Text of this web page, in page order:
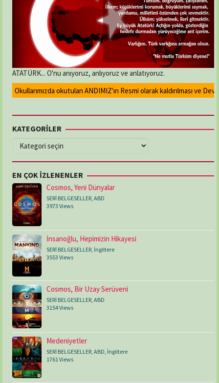
ATATÜRK... O'nu anıyoruz, anlıyoruz ve anlatıyoruz.
Okullarımızda okutulan ANDIMIZ'ın Resmi olarak kaldırılması ve
KATEGORİLER
KATEGORİLER
EN ÇOK İZLENENLER
Cosmos, Yeni Dünyalar
SERİ BELGESELLER, ABD
3973 Views
İnsanoğlu, Hepimizin Hikayesi
SERİ BELGESELLER, İngiltere
3553 Views
Cosmos, Bir Uzay Serüveni
SERİ BELGESELLER ABD
3154 Views
Medeniyetler
SERİ BELGESELLER ABD İngiltere
1761 Views